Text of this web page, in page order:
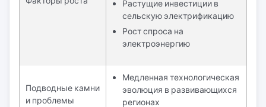
Растущие инвестиции в
сельскую электрификацию
Рост спроса на
электроэнергию
Подводные камни
и проблемы
Медленная технологическая
эволюция в развивающихся
регионах